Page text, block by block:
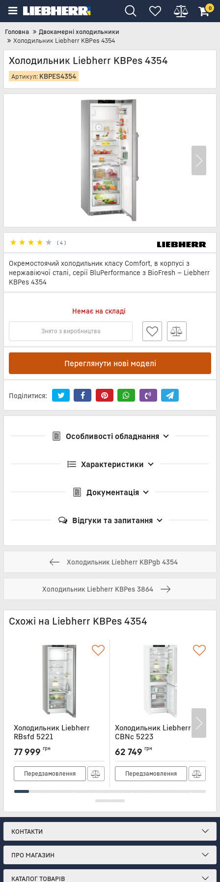
0
Головна
Двокамерні холодильники
Холодильник Liebherr KBPes 4354
Холодильник Liebherr KBPes 4354
Артикул: KBPES4354
( 4 )
Окремостоячий холодильник класу Comfort, в корпусі з
нержавіючої сталі, серії BluPerformance з BioFresh — Liebherr
KBPes 4354
Немає на складі
Знято з виробництва
Переглянути нові моделі
Поділитися:
Особливості обладнання
Характеристики
Документація
Відгуки та запитання
Холодильник Liebherr KBPgb 4354
Холодильник Liebherr KBPes 3864
Схожі на Liebherr KBPes 4354
Холодильник Liebherr
RBsfd 5221
RBSFD5221
77 999 грн
Передзамовлення
Холодильник Liebherr
CBNc 5223
CBNC5223
62 749 грн
Передзамовлення
КОНТАКТИ
ПРО МАГАЗИН
КАТАЛОГ ТОВАРІВ